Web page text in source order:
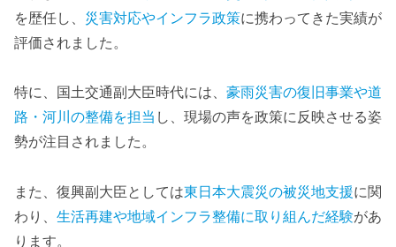
を歴任し、 災害対応やインフラ政策に携わってきた実績が
評価されました。
特に、国土交通副大臣時代には、 豪雨災害の復旧事業や道
路・河川の整備を担当 し、現場の声を政策に反映させる姿
勢が注目されました。
また、復興副大臣としては東日本大震災の被災地支援に関
わり、 生活再建や地域インフラ整備に取り組んだ経験があ
ります。